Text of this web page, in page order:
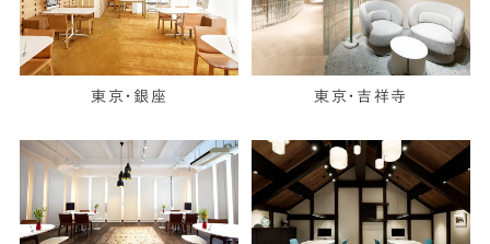
東京・銀座 東京・吉祥寺